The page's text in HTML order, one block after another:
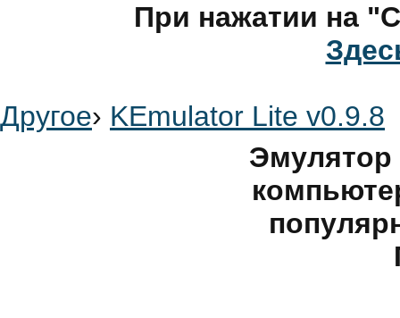
При нажатии на
Другое› KEmulator Lite v0.9.8
Эмулятор